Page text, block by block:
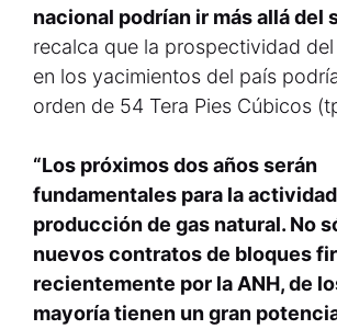
nacional podrían ir más allá del
recalca que la prospectividad
en los yacimientos del país
orden de 54 Tera Pies Cúbicos
“Los próximos dos años serán
fundamentales para la
producción de gas natural. No
nuevos contratos de bloques
recientemente por la ANH, de
mayoría tienen un gran